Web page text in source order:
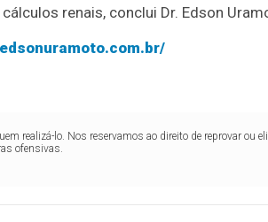
renais, conclui Dr. Edson
realizá-lo. Nos reservamos ao direito de reprovar ou
ofensivas.